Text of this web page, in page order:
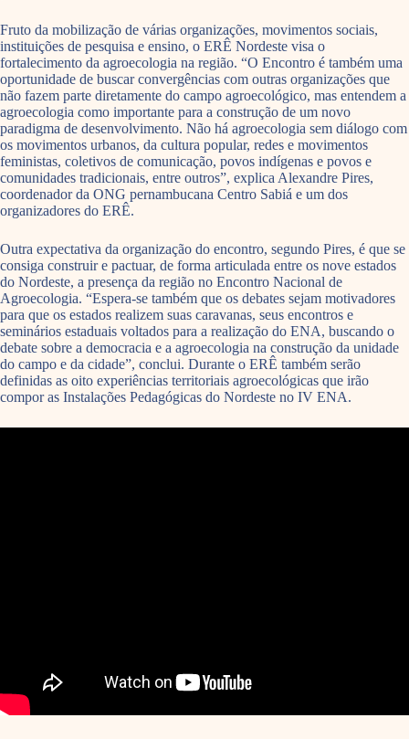
Fruto da mobilização de várias organizações, movimentos sociais,
instituições de pesquisa e ensino, o ERÊ Nordeste visa o
fortalecimento da agroecologia na região. “O Encontro é também uma
oportunidade de buscar convergências com outras organizações que
não fazem parte diretamente do campo agroecológico, mas entendem a
agroecologia como importante para a construção de um novo
paradigma de desenvolvimento. Não há agroecologia sem diálogo com
os movimentos urbanos, da cultura popular, redes e movimentos
feministas, coletivos de comunicação, povos indígenas e povos e
comunidades tradicionais, entre outros”, explica Alexandre Pires,
coordenador da ONG pernambucana Centro Sabiá e um dos
organizadores do ERÊ.
Outra expectativa da organização do encontro, segundo Pires, é que se
consiga construir e pactuar, de forma articulada entre os nove estados
do Nordeste, a presença da região no Encontro Nacional de
Agroecologia. “Espera-se também que os debates sejam motivadores
para que os estados realizem suas caravanas, seus encontros e
seminários estaduais voltados para a realização do ENA, buscando o
debate sobre a democracia e a agroecologia na construção da unidade
do campo e da cidade”, conclui. Durante o ERÊ também serão
definidas as oito experiências territoriais agroecológicas que irão
compor as Instalações Pedagógicas do Nordeste no IV ENA.